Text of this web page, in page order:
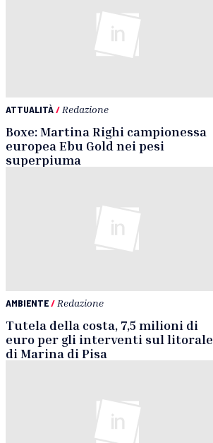
ATTUALITÀ/ Redazione
Boxe: Martina Righi campionessa
europea Ebu Gold nei pesi
superpiuma
AMBIENTE/ Redazione
Tutela della costa, 7,5 milioni di
euro per gli interventi sul litorale
di Marina di Pisa